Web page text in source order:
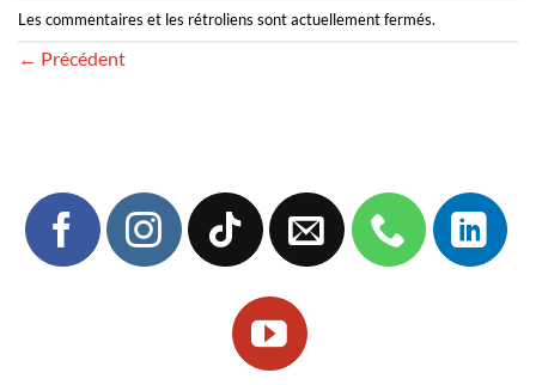
Les commentaires et les rétroliens sont actuellement fermés.
← Précédent